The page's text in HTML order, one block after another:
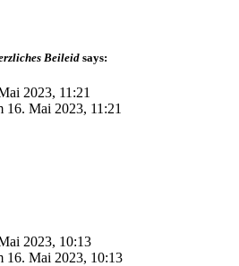
Beileid says:
2023, 11:21
16. Mai 2023, 11:21
2023, 10:13
16. Mai 2023, 10:13